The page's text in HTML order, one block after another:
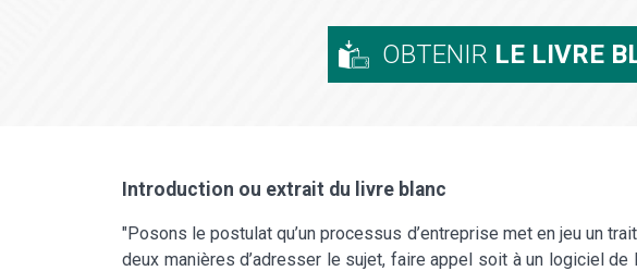
OBTENIR LE LIVRE
Introduction ou extrait du livre blanc
"Posons le postulat qu’un processus d’entreprise met en jeu un
deux manières d’adresser le sujet, faire appel soit à un logiciel